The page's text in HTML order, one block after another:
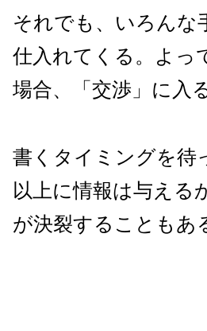
それでも、いろんな
仕入れてくる。よっ
場合、「交渉」に入
書くタイミングを待
以上に情報は与える
が決裂することもあ